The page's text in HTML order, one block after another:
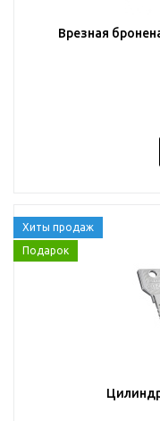
Врезная
Хиты продаж
Подарок